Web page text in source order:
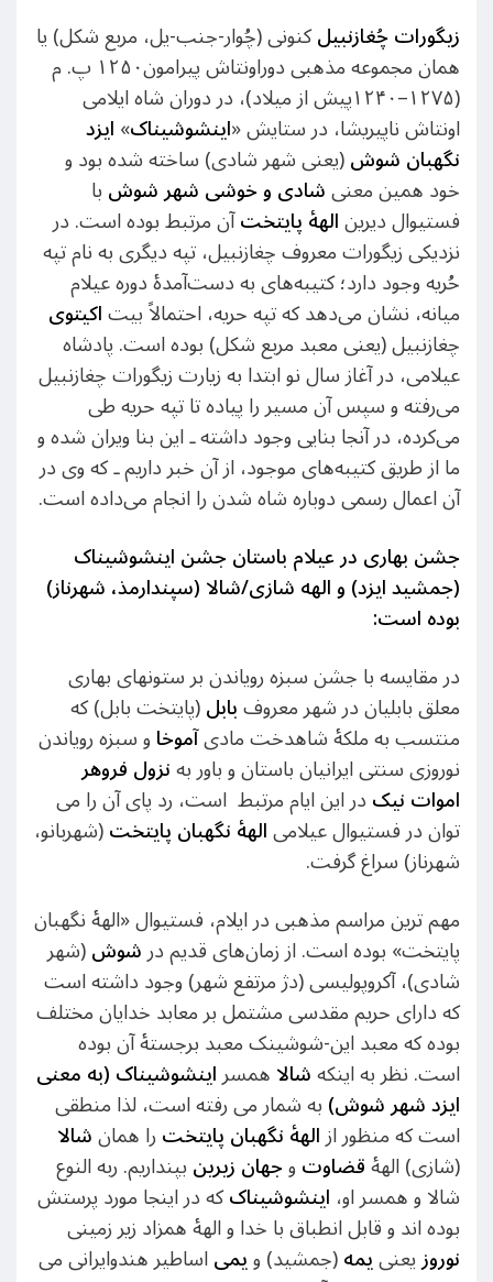
زیگورات چُغازنبیلکنونی (چُوار-جنب-یل، مربع شکل) یا
همان مجموعه‌ مذهبی دوراونتاش پیرامون۱۲۵۰ پ. م
(۱۲۷۵–۱۲۴۰پیش از میلاد)، در دوران شاه ایلامی
اونتاش ناپیریشا، در ستایش «اینشوشیناک»ایزد
نگهبان شوش(یعنی شهر شادی) ساخته شده بود و
خود همین معنیشادی و خوشی شهر شوشبا
فستیوال دیرینالهۀ پایتختآن مرتبط بوده است. در
نزدیکی زیگورات معروف چغازنبیل، تپه دیگری به نام تپه
حُریه وجود دارد؛ کتیبه‌های به ‌دست‌آمدهٔ دوره عیلام
میانه، نشان می‌دهد که تپه حریه، احتمالاً بیتاکیتوی
چغازنبیل (یعنی معبد مربع شکل) بوده است. پادشاه
عیلامی، در آغاز سال نو ابتدا به زیارت زیگورات چغازنبیل
می‌رفته و سپس آن مسیر را پیاده تا تپه حریه طی
می‌کرده، در آنجا بنایی وجود داشته ـ این بنا ویران شده و
ما از طریق کتیبه‌های موجود، از آن خبر داریم ـ که وی در
آن اعمال رسمی دوباره شاه شدن را انجام می‌داده است.
جشن بهاری در عیلام باستانجشن اینشوشیناک
(جمشید ایزد) و الهه شازی/شالا (سپندارمذ، شهرناز)
بوده است:
در مقایسه با جشن سبزه رویاندن بر ستونهای بهاری
معلق بابلیان در شهر معروفبابل(پایتخت بابل) که
منتسب به ملکۀ شاهدخت مادیآموخاو سبزه رویاندن
نوروزی سنتی ایرانیان باستان و باور بهنزول فروهر
اموات نیکدر این ایام مرتبط است، رد پای آن را می
توان در فستیوال عیلامیالهۀ نگهبان پایتخت(شهربانو،
شهرناز) سراغ گرفت.
مهم ترین مراسم مذهبی در ایلام، فستیوال «الههٔ نگهبان
پایتخت» بوده است. از زمان‌های قدیم درشوش(شهر
شادی)، آکروپولیسی (دژ مرتفع شهر) وجود داشته است
که دارای حریم مقدسی مشتمل بر معابد خدایان مختلف
بوده که معبد این-شوشینک معبد برجستهٔ آن بوده
است. نظر به اینکهشالاهمسراینشوشیناک (به معنی
ایزد شهر شوش)به شمار می رفته است، لذا منطقی
است که منظور ازالهۀ نگهبان پایتخترا همانشالا
(شازی) الهۀقضاوتوجهان زیرینبپنداریم. ربه النوع
شالا و همسر او، اینشوشیناککه در اینجا مورد پرستش
بوده اند و قابل انطباق با خدا و الهۀ همزاد زیر زمینی
نوروزیعنییمه(جمشید) ویمیاساطیر هندوایرانی می